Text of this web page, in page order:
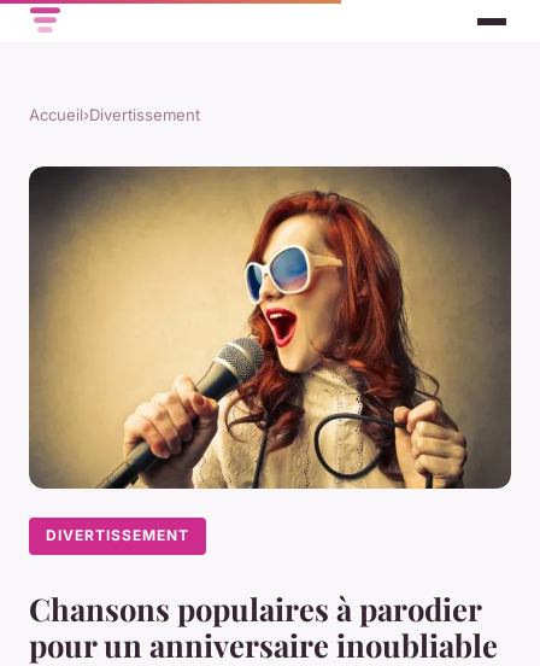
Accueil›Divertissement
DIVERTISSEMENT
Chansons populaires à parodier
pour un anniversaire inoubliable